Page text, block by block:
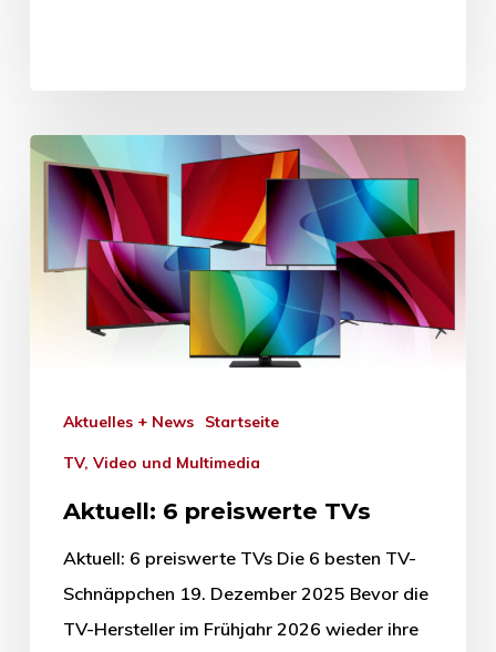
Aktuelles + News Startseite
TV, Video und Multimedia
Aktuell: 6 preiswerte TVs
Aktuell: 6 preiswerte TVs Die 6 besten TV-
Schnäppchen 19. Dezember 2025 Bevor die
TV-Hersteller im Frühjahr 2026 wieder ihre